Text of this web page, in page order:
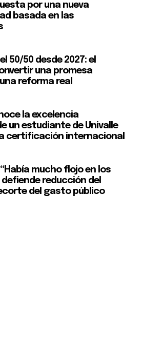
por una nueva
basada en las
50/50 desde 2027: el
una promesa
reforma real
la excelencia
un estudiante de Univalle
certificación internacional
“Había mucho flojo en los
reducción del
del gasto público